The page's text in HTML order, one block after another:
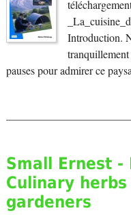
Introduction.
pauses pour admirer ce
Small Ernest -
Culinary
gardeners